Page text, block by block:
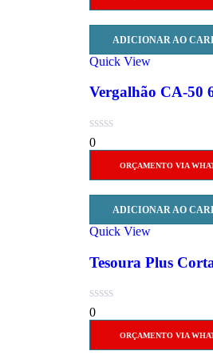
ADICIONAR AO
Quick View
Vergalhão CA-50
0
ORÇAMENTO VIA
ADICIONAR AO
Quick View
Tesoura Plus
0
ORÇAMENTO VIA